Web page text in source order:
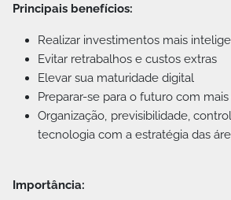
Principais benefícios:
Realizar investimentos mais
Evitar retrabalhos e custos extras
Elevar sua maturidade digital
Preparar-se para o futuro com
Organização, previsibilidade,
tecnologia com a estratégia das
Importância: